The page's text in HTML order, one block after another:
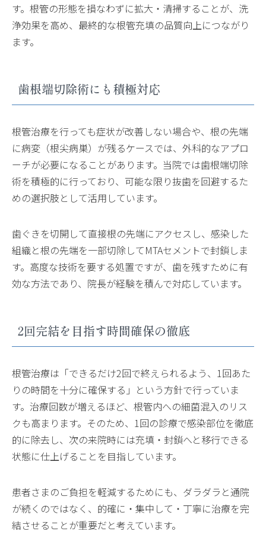
す。根管の形態を損なわずに拡大・清掃することが、洗
浄効果を高め、最終的な根管充填の品質向上につながり
ます。
歯根端切除術にも積極対応
根管治療を行っても症状が改善しない場合や、根の先端
に病変（根尖病巣）が残るケースでは、外科的なアプロ
ーチが必要になることがあります。当院では歯根端切除
術を積極的に行っており、可能な限り抜歯を回避するた
めの選択肢として活用しています。
歯ぐきを切開して直接根の先端にアクセスし、感染した
組織と根の先端を一部切除してMTAセメントで封鎖しま
す。高度な技術を要する処置ですが、歯を残すために有
効な方法であり、院長が経験を積んで対応しています。
2回完結を目指す時間確保の徹底
根管治療は「できるだけ2回で終えられるよう、1回あた
りの時間を十分に確保する」という方針で行っていま
す。治療回数が増えるほど、根管内への細菌混入のリス
クも高まります。そのため、1回の診療で感染部位を徹底
的に除去し、次の来院時には充填・封鎖へと移行できる
状態に仕上げることを目指しています。
患者さまのご負担を軽減するためにも、ダラダラと通院
が続くのではなく、的確に・集中して・丁寧に治療を完
結させることが重要だと考えています。